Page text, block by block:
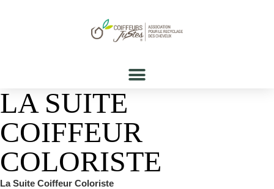
LA SUITE
COIFFEUR
COLORISTE
La Suite Coiffeur Coloriste